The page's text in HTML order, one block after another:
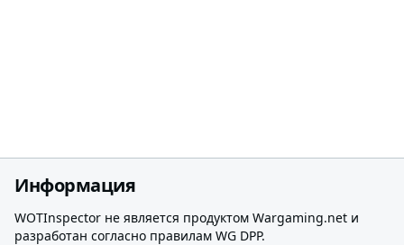
Информация
WOTInspector не является продуктом Wargaming.net и
разработан согласно правилам WG DPP.